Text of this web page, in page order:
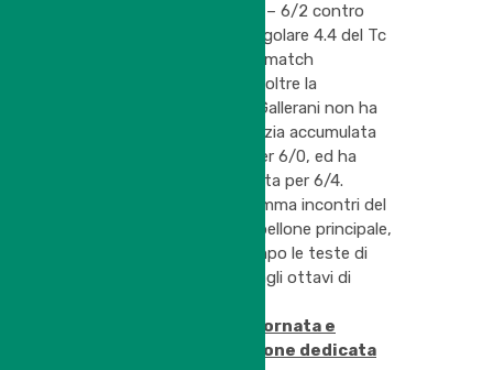
Scione ha ceduto 6/3 – 6/2 contro
Bellentani Stefano, regolare 4.4 del Tc
Maranello, mentre nel match
“notturno” terminato oltre la
mezzanotte, Angelo Gallerani non ha
saputo sfruttare l’inerzia accumulata
nel primo set, vinto per 6/0, ed ha
ceduto alla terza partita per 6/4.
Questa sera in programma incontri del
secondo turno del tabellone principale,
da domani sera in campo le teste di
serie già posizionate agli ottavi di
Programma della giornata e
tabelloni nella sezione dedicata